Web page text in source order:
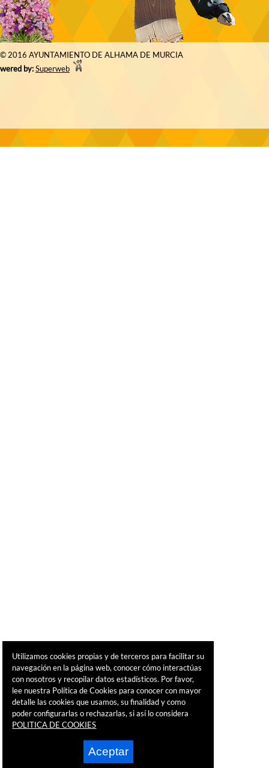
© 2016 AYUNTAMIENTO DE ALHAMA DE MURCIA
by:Superweb
Utilizamos cookies propias y de terceros para facilitar su
navegación en la página web, conocer cómo interactúas
con nosotros y recopilar datos estadísticos. Por favor,
lee nuestra Política de Cookies para conocer con mayor
detalle las cookies que usamos, su finalidad y como
poder configurarlas o rechazarlas, si así lo considera
POLITICA DE COOKIES
Aceptar